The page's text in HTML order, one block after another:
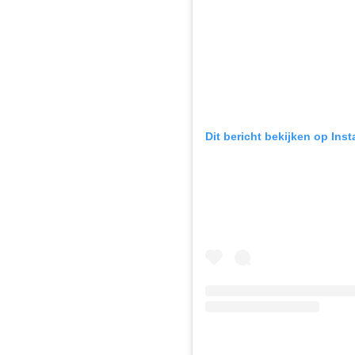
Dit bericht bekijken op